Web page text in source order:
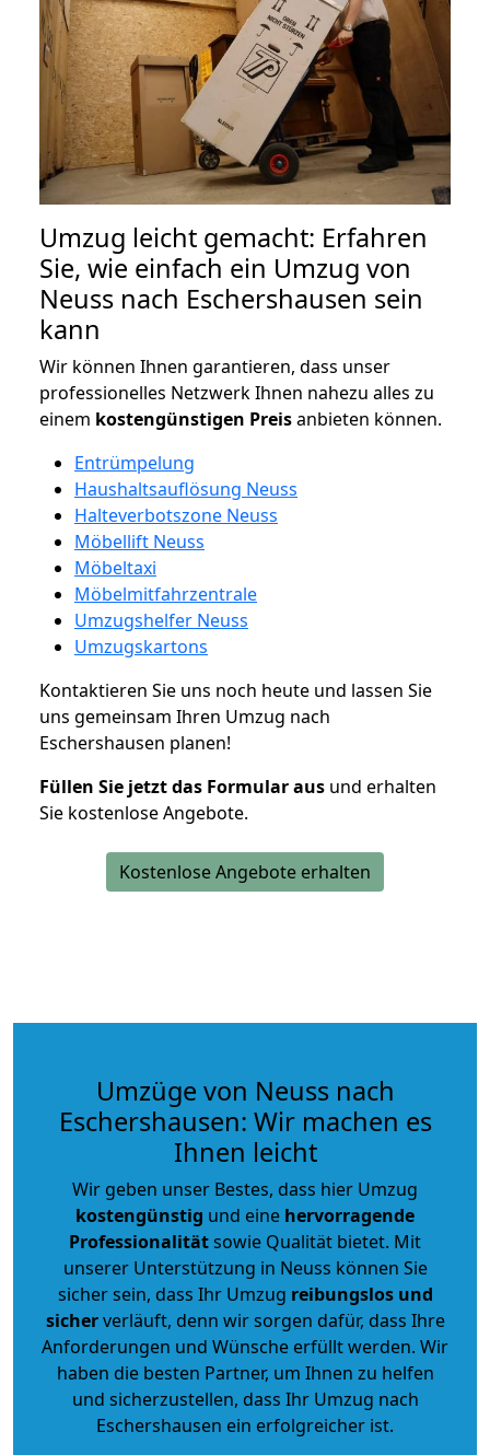
Umzug leicht gemacht: Erfahren
Sie, wie einfach ein Umzug von
Neuss nach Eschershausen sein
kann
Wir können Ihnen garantieren, dass unser
professionelles Netzwerk Ihnen nahezu alles zu
einem kostengünstigen Preisanbieten können.
Entrümpelung
Haushaltsauflösung Neuss
Halteverbotszone Neuss
Möbellift Neuss
Möbeltaxi
Möbelmitfahrzentrale
Umzugshelfer Neuss
Umzugskartons
Kontaktieren Sie uns noch heute und lassen Sie
uns gemeinsam Ihren Umzug nach
Eschershausen planen!
Füllen Sie jetzt das Formular aus und erhalten
Sie kostenlose Angebote.
Kostenlose Angebote erhalten
Umzüge von Neuss nach
Eschershausen: Wir machen es
Ihnen leicht
Wir geben unser Bestes, dass hier Umzug
kostengünstig und eine hervorragende
Professionalitätsowie Qualität bietet. Mit
unserer Unterstützung in Neuss können Sie
sicher sein, dass Ihr Umzug reibungslos und
sicherverläuft, denn wir sorgen dafür, dass Ihre
Anforderungen und Wünsche erfüllt werden. Wir
haben die besten Partner, um Ihnen zu helfen
und sicherzustellen, dass Ihr Umzug nach
Eschershausen ein erfolgreicher ist.